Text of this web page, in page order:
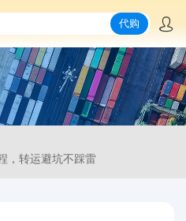
代购
，转运避坑不踩雷